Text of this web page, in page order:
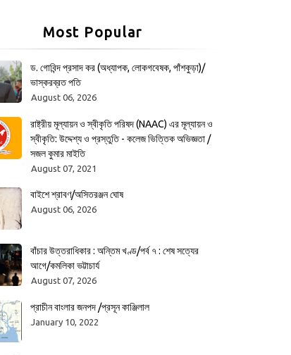
Most Popular
ড. গোবিন্দ প্রসাদ কর (অধ্যাপক, লোকগবেষক, পাঁশকুড়া)/
ভাস্করব্রত পতি
August 06, 2026
রাষ্ট্রীয় মূল্যায়ন ও স্বীকৃতি পরিষদ (NAAC) এর মূল্যায়ন ও
স্বীকৃতি: উদ্দেশ্য ও প্রস্তুতি - কলেজ ভিত্তিক অভিজ্ঞতা /
সজল কুমার মাইতি
August 07, 2021
বাইশে শ্রাবণ/অসিতরঞ্জন ঘোষ
August 06, 2026
বাঁচার উত্তরাধিকার : অন্তিম খণ্ড/পর্ব ৭ : শেষ সত্যের
আগে/কমলিকা ভট্টাচার্য
August 07, 2026
প্রাচীন বাংলার জনপদ /প্রসূন কাঞ্জিলাল
January 10, 2022